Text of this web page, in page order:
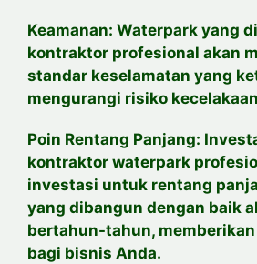
Keamanan: Waterpark yang
kontraktor profesional akan
standar keselamatan yang
mengurangi risiko
Poin Rentang Panjang:
kontraktor waterpark
investasi untuk rentang
yang dibangun dengan baik
bertahun-tahun,
bagi bisnis Anda.